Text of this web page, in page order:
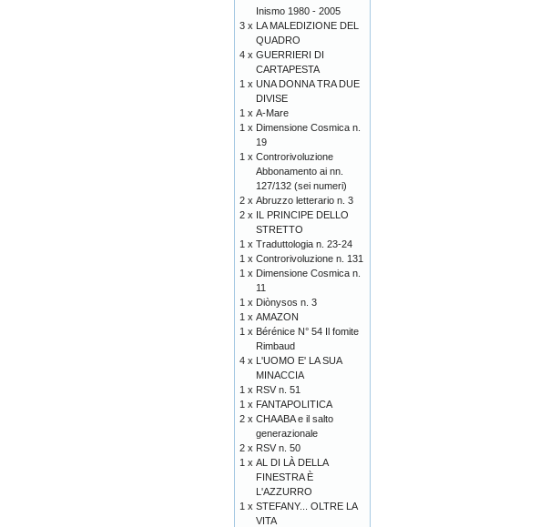
Inismo 1980 - 2005
3 x LA MALEDIZIONE DEL
QUADRO
4 x GUERRIERI DI
CARTAPESTA
1 x UNA DONNA TRA DUE
DIVISE
1 x A-Mare
1 x Dimensione Cosmica n.
19
1 x Controrivoluzione
Abbonamento ai nn.
127/132 (sei numeri)
2 x Abruzzo letterario n. 3
2 x IL PRINCIPE DELLO
STRETTO
1 x Traduttologia n. 23-24
1 x Controrivoluzione n. 131
1 x Dimensione Cosmica n.
11
1 x Diònysos n. 3
1 x AMAZON
1 x Bérénice N° 54 Il fomite
Rimbaud
4 x L'UOMO E' LA SUA
MINACCIA
1 x RSV n. 51
1 x FANTAPOLITICA
2 x CHAABA e il salto
generazionale
2 x RSV n. 50
1 x AL DI LÀ DELLA
FINESTRA È
L'AZZURRO
1 x STEFANY... OLTRE LA
VITA